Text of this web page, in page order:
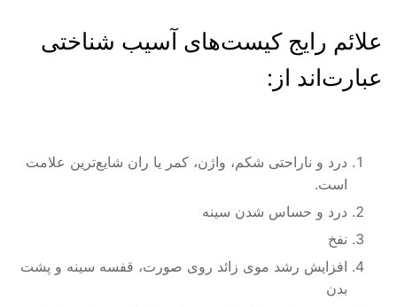
علائم رایج کیست‌های آسیب شناختی
عبارت‌اند از:
درد و ناراحتی شکم، واژن، کمر یا ران شایع‌ترین علامت
است.
درد و حساس شدن سینه
نفخ
افزایش رشد موی زائد روی صورت، قفسه سینه و پشت
بدن